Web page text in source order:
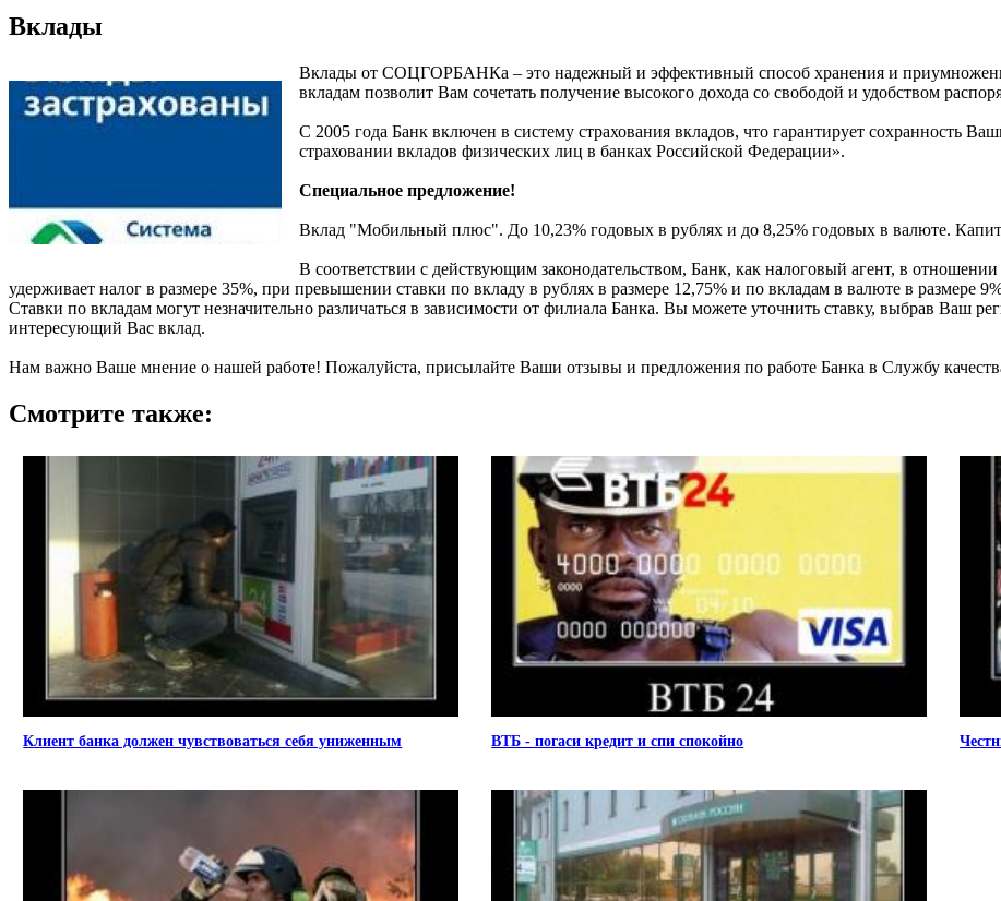
Вклады
Вклады от СОЦГОРБАНКа – это надежный и эффективный способ хранения и
вкладам позволит Вам сочетать получение высокого дохода со свободой и удобством
С 2005 года Банк включен в систему страхования вкладов, что гарантирует сохранность
страховании вкладов физических лиц в банках Российской Федерации».
Специальное предложение!
Вклад "Мобильный плюс". До 10,23% годовых в рублях и до 8,25% годовых в валюте.
В соответствии с действующим законодательством, Банк, как налоговый агент, в
удерживает налог в размере 35%, при превышении ставки по вкладу в рублях в размере 12,75% и по вкладам в валюте в размере
Ставки по вкладам могут незначительно различаться в зависимости от филиала Банка. Вы можете уточнить ставку, выбрав Ваш
интересующий Вас вклад.
Нам важно Ваше мнение о нашей работе! Пожалуйста, присылайте Ваши отзывы и предложения по работе Банка в Службу
Смотрите также:
Клиент банка должен чувствоваться себя униженным ВТБ - погаси кредит и спи спокойно